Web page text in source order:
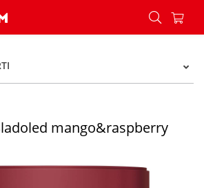
Dazs Sladoled mango&raspberry 460
mango&raspberry